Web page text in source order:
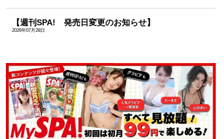
【週刊SPA! 発売日変更のお知らせ】
2026年07月28日